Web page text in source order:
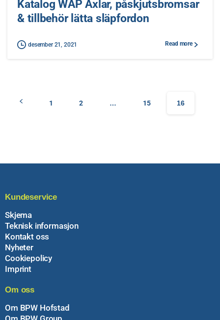
Katalog WAP Axlar, påskjutsbromsar
& tillbehör lätta släpfordon
desember 21, 2021 Read more
1 2 … 15 16
Kundeservice
Skjema
Teknisk informasjon
Kontakt oss
Nyheter
Cookiepolicy
Imprint
Om oss
Om BPW Hofstad